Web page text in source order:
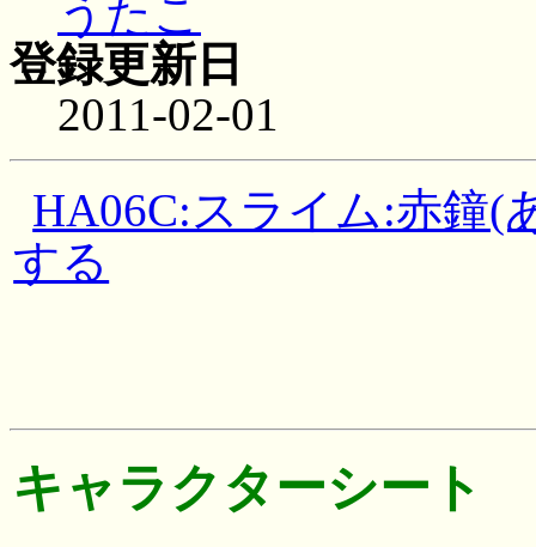
うたこ
登録更新日
2011-02-01
HA06C:スライム:赤鐘(
する
キャラクターシート